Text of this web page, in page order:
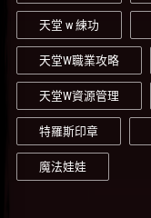
天堂 w 練功
天堂W職業攻略
天堂W資源管理
特羅斯印章
魔法娃娃